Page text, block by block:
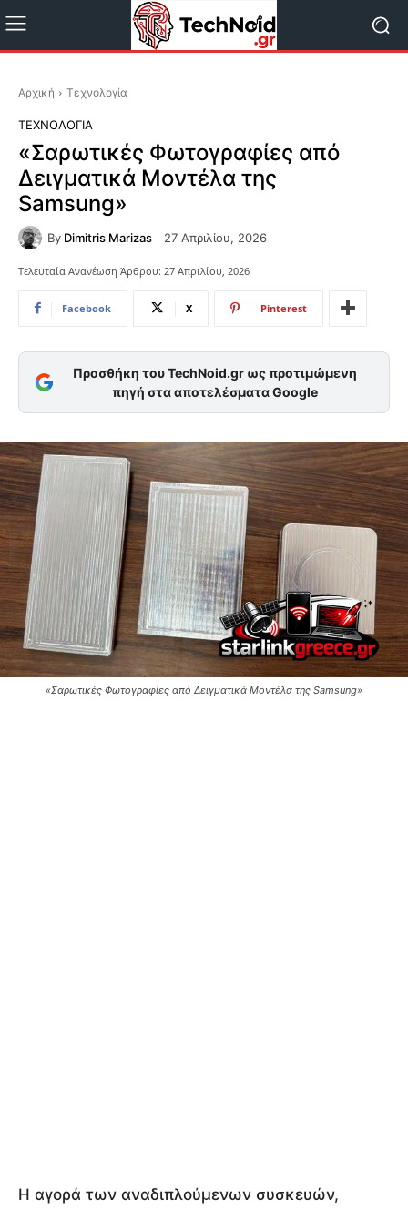
Αρχική Τεχνολογία
ΤΕΧΝΟΛΟΓΊΑ
«Σαρωτικές Φωτογραφίες από
Δειγματικά Μοντέλα της
Samsung»
By Dimitris Marizas 27 Απριλίου, 2026
Τελευταία Ανανέωση Άρθρου: 27 Απριλίου, 2026
Facebook X Pinterest
Προσθήκη του TechNoid.gr ως προτιμώμενη
πηγή στα αποτελέσματα Google
«Σαρωτικές Φωτογραφίες από Δειγματικά Μοντέλα της Samsung»
Η αγορά των αναδιπλούμενων συσκευών,